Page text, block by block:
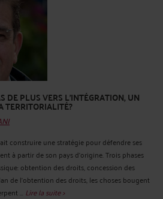
DE PLUS VERS L'INTÉGRATION, UN
TERRITORIALITÉ?
construire une stratégie pour défendre ses
à partir de son pays d'origine. Trois phases
obtention des droits, concession des
de l'obtention des droits, les choses bougent
... Lire la suite >